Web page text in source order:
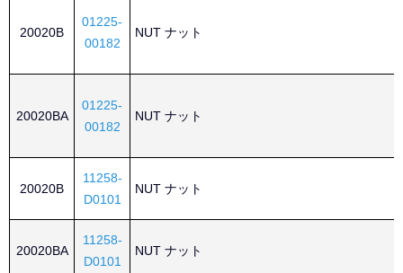
20020B
01225-
00182
NUT ナット
20020BA
01225-
00182
NUT ナット
20020B
11258-
D0101
NUT ナット
20020BA
11258-
D0101
NUT ナット